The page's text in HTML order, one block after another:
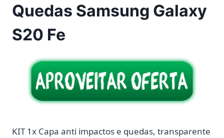
Quedas Samsung Galaxy
S20 Fe
KIT 1x Capa anti impactos e quedas, transparente